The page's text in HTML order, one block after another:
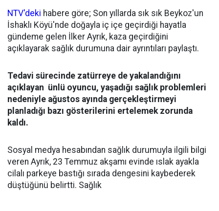
NTV'deki habere göre; Son yıllarda sık sık Beykoz'un
İshaklı Köyü'nde doğayla iç içe geçirdiği hayatla
gündeme gelen İlker Ayrık, kaza geçirdiğini
açıklayarak sağlık durumuna dair ayrıntıları paylaştı.
Tedavi sürecinde zatürreye de yakalandığını
açıklayan ünlü oyuncu, yaşadığı sağlık problemleri
nedeniyle ağustos ayında gerçekleştirmeyi
planladığı bazı gösterilerini ertelemek zorunda
kaldı.
Sosyal medya hesabından sağlık durumuyla ilgili bilgi
veren Ayrık, 23 Temmuz akşamı evinde ıslak ayakla
cilalı parkeye bastığı sırada dengesini kaybederek
düştüğünü belirtti. Sağlık